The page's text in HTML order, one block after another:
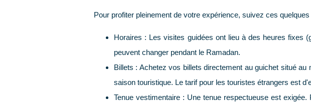
Pour profiter pleinement de votre expérience, suivez ces
Horaires : Les visites guidées ont lieu à des heures fixes
peuvent changer pendant le Ramadan.
Billets : Achetez vos billets directement au guichet situé
saison touristique. Le tarif pour les touristes étrangers est
Tenue vestimentaire : Une tenue respectueuse est